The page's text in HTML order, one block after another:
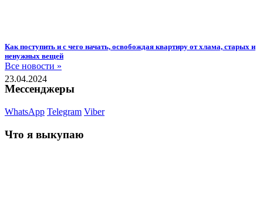
Как поступить и с чего начать, освобождая квартиру от хлама, старых и
ненужных вещей
23.04.2024
Все новости »
Мессенджеры
WhatsApp Telegram Viber
Что я выкупаю